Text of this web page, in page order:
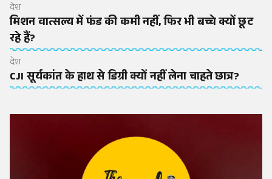
देश
मिशन वात्सल्य में फंड की कमी नहीं, फिर भी बच्चे क्यों छूट
रहे हैं?
देश
CJI सूर्यकांत के हाथ से डिग्री क्यों नहीं लेना चाहते छात्र?